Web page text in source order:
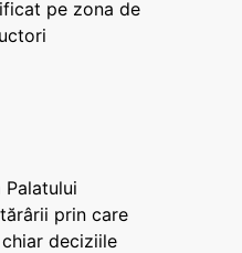
pe zona de
Palatului
prin care
deciziile